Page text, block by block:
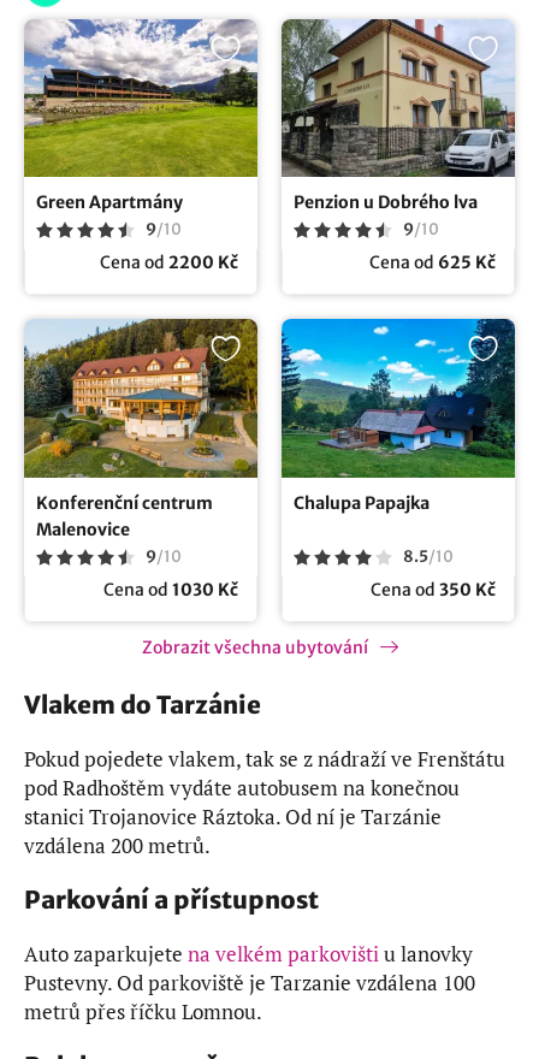
Green Apartmány
9/10
Cena od 2200 Kč
Penzion u Dobrého lva
9/10
Cena od 625 Kč
Konferenční centrum
Malenovice
9/10
Cena od 1030 Kč
Chalupa Papajka
8.5/10
Cena od 350 Kč
Zobrazit všechna ubytování
Vlakem do Tarzánie
Pokud pojedete vlakem, tak se z nádraží ve Frenštátu
pod Radhoštěm vydáte autobusem na konečnou
stanici Trojanovice Ráztoka. Od ní je Tarzánie
vzdálena 200 metrů.
Parkování a přístupnost
Auto zaparkujete na velkém parkovištiu lanovky
Pustevny. Od parkoviště je Tarzanie vzdálena 100
metrů přes říčku Lomnou.